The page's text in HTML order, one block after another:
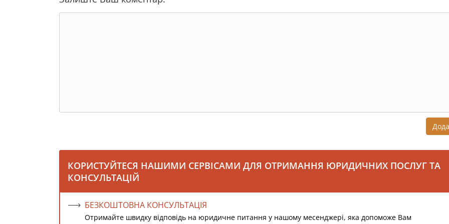
КОРИСТУЙТЕСЯ НАШИМИ СЕРВІСАМИ ДЛЯ ОТРИМАННЯ ЮРИДИЧНИХ ПОСЛУГ ТА
КОНСУЛЬТАЦІЙ
БЕЗКОШТОВНА КОНСУЛЬТАЦІЯ
Отримайте швидку відповідь на юридичне питання у нашому месенджері, яка допоможе Вам